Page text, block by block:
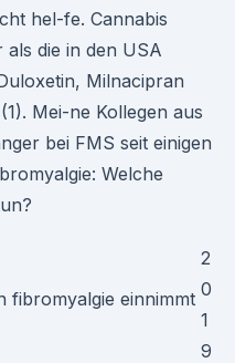
hel-fe. Cannabis
die in den USA
Milnacipran
Mei-ne Kollegen aus
bei FMS seit einigen
Welche
2
0
1
9